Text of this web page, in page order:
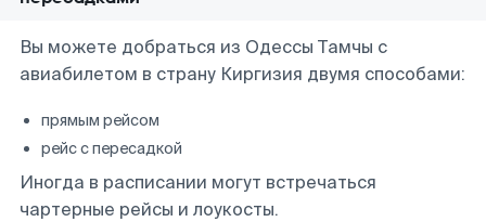
Вы можете добраться из Одессы Тамчы с
авиабилетом в страну Киргизия двумя способами:
прямым рейсом
рейс с пересадкой
Иногда в расписании могут встречаться
чартерные рейсы и лоукосты.